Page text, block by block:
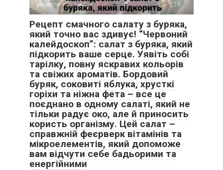
рецепти 0
Рецепт смачного салату з буряка,
який точно вас здивує! “Червоний
калейдоскоп”: салат з буряка, який
підкорить ваше серце. Уявіть собі
тарілку, повну яскравих кольорів
та свіжих ароматів. Бордовий
буряк, соковиті яблука, хрусткі
горіхи та ніжна фета – все це
поєднано в одному салаті, який не
тільки радує око, але й приносить
користь організму. Цей салат –
справжній феєрверк вітамінів та
мікроелементів, який допоможе
вам відчути себе бадьорими та
енергійними